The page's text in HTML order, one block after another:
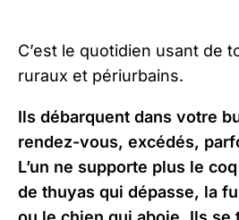
C’est le quotidien usant de
ruraux et périurbains.
Ils débarquent dans votre
rendez-vous, excédés,
L’un ne supporte plus le
de thuyas qui dépasse, la